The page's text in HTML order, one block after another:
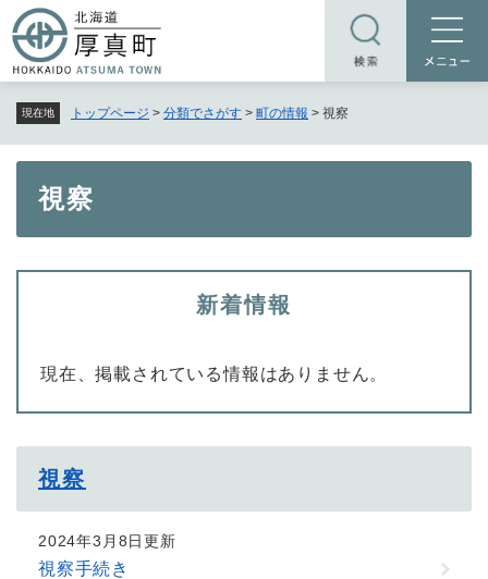
ー
ジ
頭
で
現在地 トップページ > 分類でさがす > 町の情報 > 視察
視察
新着情報
現在、掲載されている情報はありません。
視察
2024年3月8日更新
視察手続き